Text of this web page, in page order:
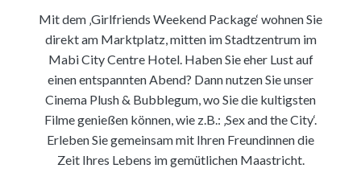
Mit dem ‚Girlfriends Weekend Package‘ wohnen Sie
direkt am Marktplatz, mitten im Stadtzentrum im
Mabi City Centre Hotel. Haben Sie eher Lust auf
einen entspannten Abend? Dann nutzen Sie unser
Cinema Plush & Bubblegum, wo Sie die kultigsten
Filme genießen können, wie z.B.: ‚Sex and the City‘.
Erleben Sie gemeinsam mit Ihren Freundinnen die
Zeit Ihres Lebens im gemütlichen Maastricht.